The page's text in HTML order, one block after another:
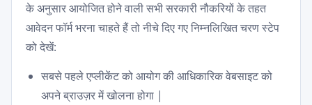
के अनुसार आयोजित होने वाली सभी सरकारी नौकरियों के तहत
आवेदन फॉर्म भरना चाहते हैं तो नीचे दिए गए निम्नलिखित चरण स्टेप
को देखें:
सबसे पहले एप्लीकेंट को आयोग की आधिकारिक वेबसाइट को
अपने ब्राउज़र में खोलना होगा |